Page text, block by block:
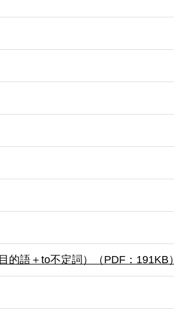
語＋to不定詞）（PDF：191KB）